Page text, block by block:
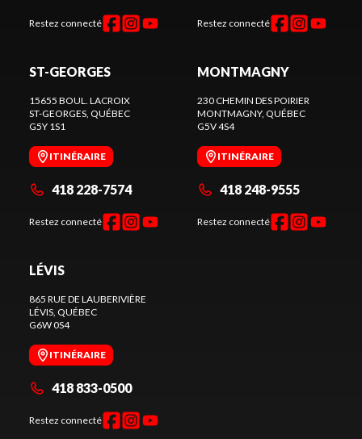
Restez connecté Restez connecté
ST-GEORGES
15655 BOUL. LACROIX
ST-GEORGES, QUÉBEC
G5Y 1S1
ITINÉRAIRE
418 228-7574
Restez connecté
MONTMAGNY
230 CHEMIN DES POIRIER
MONTMAGNY, QUÉBEC
G5V 4S4
ITINÉRAIRE
418 248-9555
Restez connecté
LÉVIS
865 RUE DE LAUBERIVIÈRE
LÉVIS, QUÉBEC
G6W 0S4
ITINÉRAIRE
418 833-0500
Restez connecté